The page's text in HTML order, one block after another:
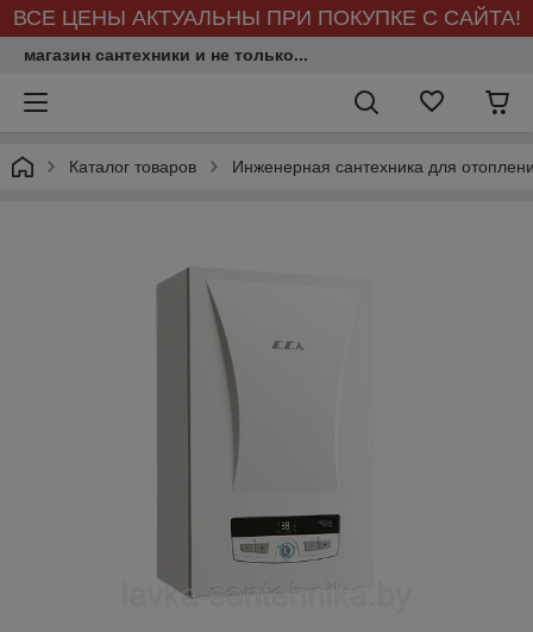
ВСЕ ЦЕНЫ АКТУАЛЬНЫ ПРИ ПОКУПКЕ С САЙТА!
магазин сантехники и не только...
Каталог товаров Инженерная сантехника для